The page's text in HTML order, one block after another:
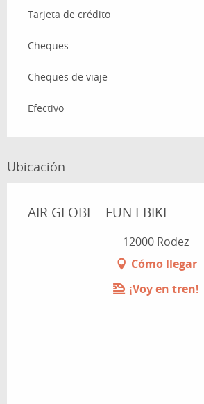
Tarjeta de crédito
Cheques
Cheques de viaje
Efectivo
Ubicación
AIR GLOBE - FUN EBIKE
12000 Rodez
Cómo llegar
¡Voy en tren!